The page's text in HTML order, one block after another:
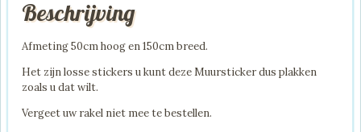
Beschrijving
Afmeting 50cm hoog en 150cm breed.
Het zijn losse stickers u kunt deze Muursticker dus plakken
zoals u dat wilt.
Vergeet uw rakel niet mee te bestellen.